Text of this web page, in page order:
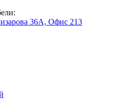
36А, Офис 213